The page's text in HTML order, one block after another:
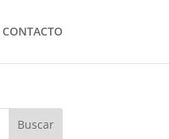
CONTACTO